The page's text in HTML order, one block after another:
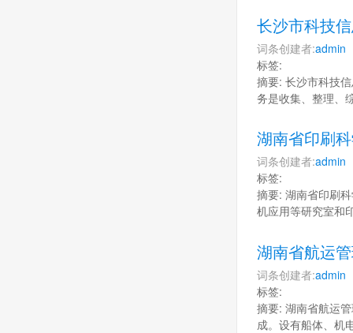
长沙市科技
词条创建者:admin
标签:
摘要: 长沙市科技
务是收集、整理、
湖南省印刷
词条创建者:admin
标签:
摘要: 湖南省印刷
机应用等研究室和
湖南省航运
词条创建者:admin
标签:
摘要: 湖南省航运
成。设有船体、机